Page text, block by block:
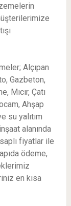
Alçıpan
Gazbeton,
Mıcır, Çatı
Ahşap
su yalıtım
alanında
fiyatlar ile
ödeme,
en kısa